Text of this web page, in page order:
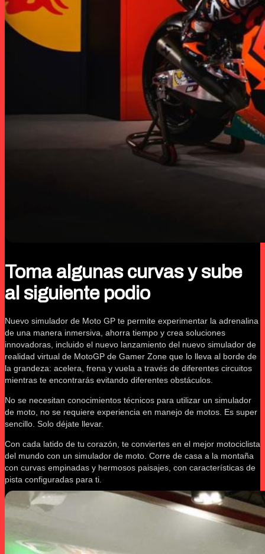
Toma algunas curvas y sube
al siguiente podio
Nuevo simulador de Moto GP te permite experimentar la adrenalina
de una manera inmersiva, ahorra tiempo y crea soluciones
innovadoras, incluido el nuevo lanzamiento del nuevo simulador de
realidad virtual de MotoGP de Gamer Zone que lo lleva al borde de
la grandeza: acelera, frena y vuela a través de diferentes circuitos
mientras te encontrarás evitando diferentes obstáculos.
No se necesitan conocimientos técnicos para utilizar un simulador
de moto, no se requiere experiencia en manejo de motos. Es super
sencillo. Solo déjate llevar.
Con cada latido de tu corazón, te conviertes en el mejor motociclista
del mundo con un simulador de moto. Corre de casa a la montaña
con curvas empinadas y hermosos paisajes, con características de
pista configuradas para ti.